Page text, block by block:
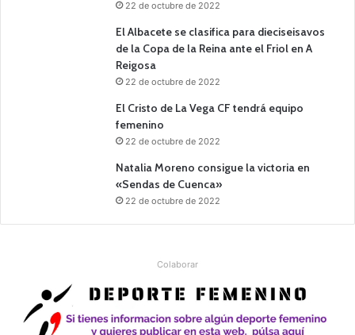
22 de octubre de 2022
El Albacete se clasifica para dieciseisavos
de la Copa de la Reina ante el Friol en A
Reigosa
22 de octubre de 2022
El Cristo de La Vega CF tendrá equipo
femenino
22 de octubre de 2022
Natalia Moreno consigue la victoria en
«Sendas de Cuenca»
22 de octubre de 2022
Colaborar